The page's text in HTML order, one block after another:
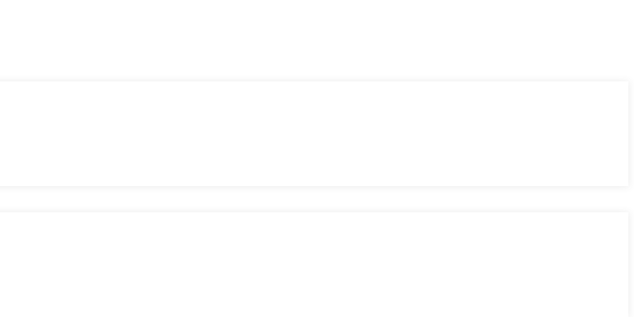
sans complications.
du marché.
des plateformes et des dApps.